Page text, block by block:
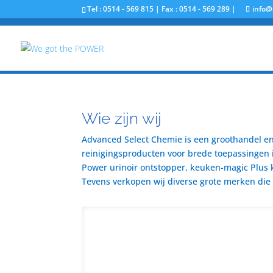
Tel : 0514 - 569 815 | Fax : 0514 - 569 289 |
Wie zijn wij
Advanced Select Chemie is een groothandel
reinigingsproducten voor brede
Power urinoir ontstopper, keuken-magic
Tevens verkopen wij diverse grote merken